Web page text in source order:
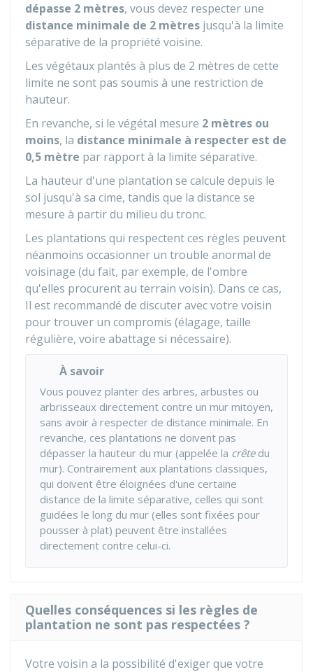
dépasse 2 mètres, vous devez respecter une
distance minimale de 2 mètres jusqu'à la limite
séparative de la propriété voisine.
Les végétaux plantés à plus de 2 mètres de cette
limite ne sont pas soumis à une restriction de
hauteur.
En revanche, si le végétal mesure 2 mètres ou
moins, la distance minimale à respecter est de
0,5 mètre par rapport à la limite séparative.
La hauteur d'une plantation se calcule depuis le
sol jusqu'à sa cime, tandis que la distance se
mesure à partir du milieu du tronc.
Les plantations qui respectent ces règles peuvent
néanmoins occasionner un trouble anormal de
voisinage (du fait, par exemple, de l'ombre
qu'elles procurent au terrain voisin). Dans ce cas,
Il est recommandé de discuter avec votre voisin
pour trouver un compromis (élagage, taille
régulière, voire abattage si nécessaire).
À savoir
Vous pouvez planter des arbres, arbustes ou
arbrisseaux directement contre un mur mitoyen,
sans avoir à respecter de distance minimale. En
revanche, ces plantations ne doivent pas
dépasser la hauteur du mur (appelée la crêtedu
mur). Contrairement aux plantations classiques,
qui doivent être éloignées d'une certaine
distance de la limite séparative, celles qui sont
guidées le long du mur (elles sont fixées pour
pousser à plat) peuvent être installées
directement contre celui-ci.
Quelles conséquences si les règles de
plantation ne sont pas respectées ?
Votre voisin a la possibilité d'exiger que votre